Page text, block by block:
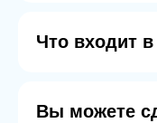
Что входит
Вы можете